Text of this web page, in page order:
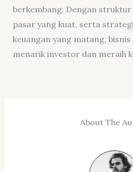
berkembang. Dengan
pasar yang kuat, serta
keuangan yang matang,
menarik investor dan meraih
About The